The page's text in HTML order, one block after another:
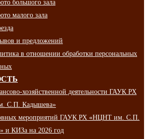
большого зала
малого зала
и предложений
в отношении обработки персональных
хозяйственной деятельности ГАУК РХ
С.П. Кадышева»
мероприятий ГАУК РХ «НЦНТ им. С.П.
и КИЗа на 2026 год